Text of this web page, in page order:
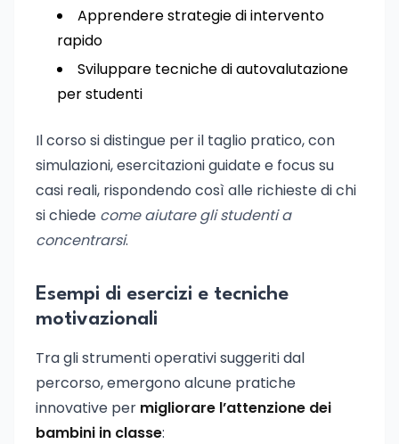
Apprendere strategie di intervento
rapido
Sviluppare tecniche di autovalutazione
per studenti
Il corso si distingue per il taglio pratico, con
simulazioni, esercitazioni guidate e focus su
casi reali, rispondendo così alle richieste di chi
si chiede come aiutare gli studenti a
concentrarsi.
Esempi di esercizi e tecniche
motivazionali
Tra gli strumenti operativi suggeriti dal
percorso, emergono alcune pratiche
innovative per migliorare l’attenzione dei
bambini in classe: